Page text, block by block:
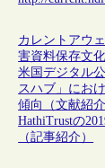
カレントアウ
害資料保存文
米国デジタル
スハブ」にお
傾向（文献紹介
HathiTrustの
（記事紹介）